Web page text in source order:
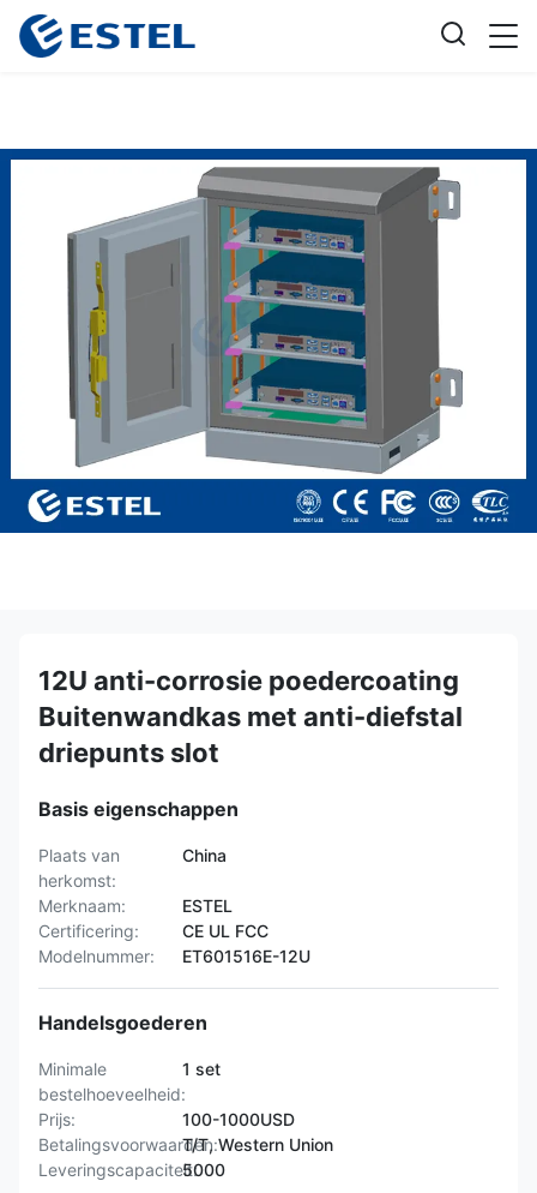
12U anti-corrosie poedercoating
Buitenwandkas met anti-diefstal
driepunts slot
Basis eigenschappen
Plaats van
herkomst:
China
Merknaam:
ESTEL
Certificering:
CE UL FCC
Modelnummer:
ET601516E-12U
Handelsgoederen
Minimale
bestelhoeveelheid:
1 set
Prijs:
100-1000USD
Betalingsvoorwaarden:T/T, Western Union
Leveringscapaciteit:5000